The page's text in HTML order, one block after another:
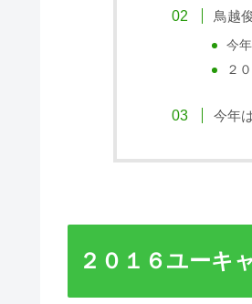
鳥越
今
２
今年
２０１６ユーキ